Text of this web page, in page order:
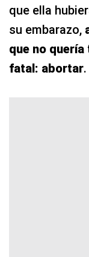
que ella
su embarazo,
que no
fatal: abortar.